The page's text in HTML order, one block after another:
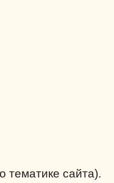
тематике сайта).